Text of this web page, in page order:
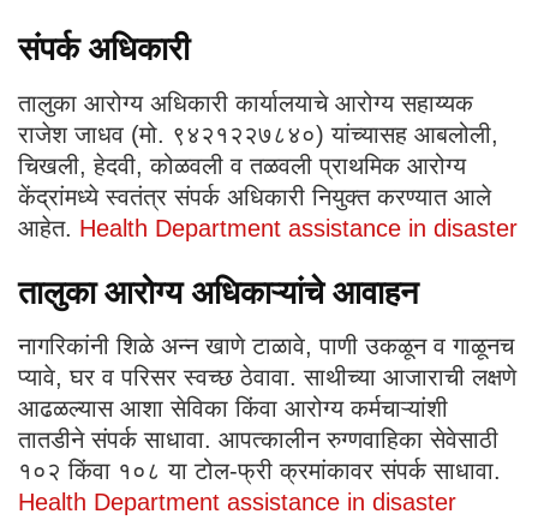
संपर्क अधिकारी
तालुका आरोग्य अधिकारी कार्यालयाचे आरोग्य सहाय्यक
राजेश जाधव (मो. ९४२१२२७८४०) यांच्यासह आबलोली,
चिखली, हेदवी, कोळवली व तळवली प्राथमिक आरोग्य
केंद्रांमध्ये स्वतंत्र संपर्क अधिकारी नियुक्त करण्यात आले
आहेत. Health Department assistance in disaster
तालुका आरोग्य अधिकाऱ्यांचे आवाहन
नागरिकांनी शिळे अन्न खाणे टाळावे, पाणी उकळून व गाळूनच
प्यावे, घर व परिसर स्वच्छ ठेवावा. साथीच्या आजाराची लक्षणे
आढळल्यास आशा सेविका किंवा आरोग्य कर्मचाऱ्यांशी
तातडीने संपर्क साधावा. आपत्कालीन रुग्णवाहिका सेवेसाठी
१०२ किंवा १०८ या टोल-फ्री क्रमांकावर संपर्क साधावा.
Health Department assistance in disaster